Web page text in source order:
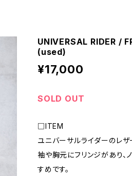
UNIVERSAL RIDER /
(used)
¥17,000
SOLD OUT
□ITEM
ユニバーサルライダーのレザ
袖や胸元にフリンジがあり、
すめです。